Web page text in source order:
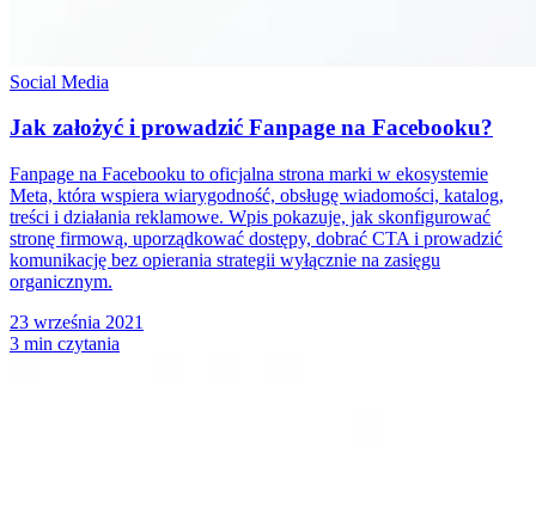
Social Media
Jak założyć i prowadzić Fanpage na Facebooku?
Fanpage na Facebooku to oficjalna strona marki w ekosystemie
Meta, która wspiera wiarygodność, obsługę wiadomości, katalog,
treści i działania reklamowe. Wpis pokazuje, jak skonfigurować
stronę firmową, uporządkować dostępy, dobrać CTA i prowadzić
komunikację bez opierania strategii wyłącznie na zasięgu
organicznym.
23 września 2021
3 min czytania